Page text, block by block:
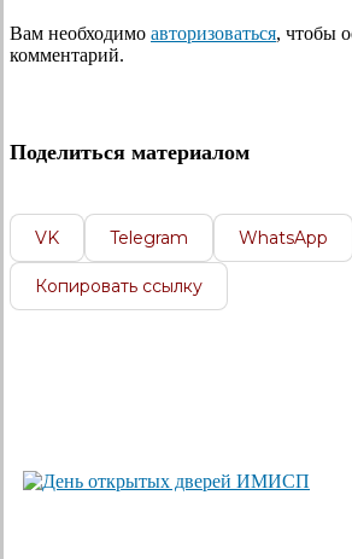
Вам необходимо авторизоваться, чтобы
комментарий.
Поделиться материалом
VK Telegram WhatsApp
Копировать ссылку